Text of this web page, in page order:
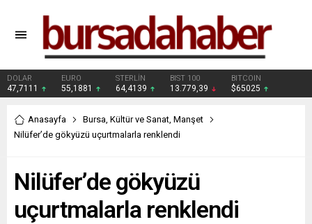
DOLAR
47,7111
EURO
55,1881
STERLİN
64,4139
BIST 100
13.779,39
BITCOIN
$65025
Anasayfa Bursa, Kültür ve Sanat, Manşet
Nilüfer’de gökyüzü uçurtmalarla renklendi
Nilüfer’de gökyüzü
uçurtmalarla renklendi